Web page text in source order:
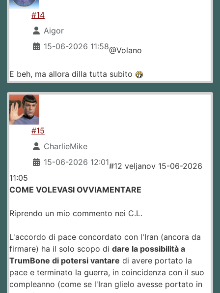
#14
Aigor
15-06-2026 11:58@Volano
E beh, ma allora dilla tutta subito
#15
CharlieMike
15-06-2026 12:01#12 veljanov 15-06-2026
11:05
COME VOLEVASI OVVIAMENTARE
Riprendo un mio commento nei C.L.
L'accordo di pace concordato con l'Iran (ancora da
firmare) ha il solo scopo di dare la possibilità a
TrumBone di potersi vantare di avere portato la
pace e terminato la guerra, in coincidenza con il suo
compleanno (come se l'Iran glielo avesse portato in